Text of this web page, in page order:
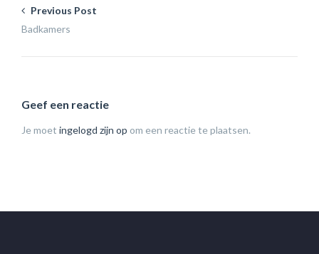
Previous Post
Badkamers
Geef een reactie
Je moet ingelogd zijn op om een reactie te plaatsen.